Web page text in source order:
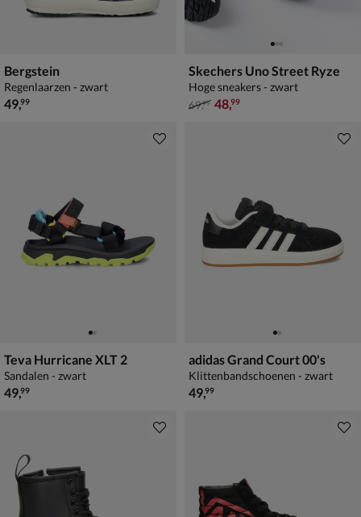
Bergstein
Regenlaarzen - zwart
€ 49,99
49,99
Skechers Uno Street Ryze
Hoge sneakers - zwart
van € 69,99 voor € 48,99
69,99 48,99
Teva Hurricane XLT 2
Sandalen - zwart
€ 49,99
49,99
adidas Grand Court 00's
Klittenbandschoenen - zwart
€ 49,99
49,99